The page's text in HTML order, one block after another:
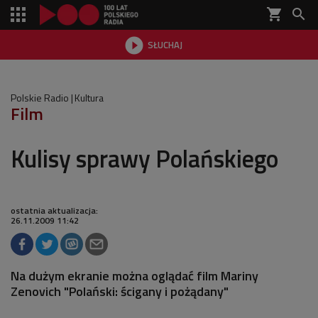
shopping_cart 
 SŁUCHAJ

Polskie Radio Kultura
Film
Kulisy sprawy Polańskiego
ostatnia aktualizacja:
26.11.2009 11:42
Na dużym ekranie można oglądać film Mariny
Zenovich "Polański: ścigany i pożądany"